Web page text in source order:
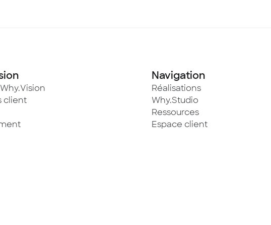
client
Navigation
Réalisations
Why.Studio
Ressources
Espace client